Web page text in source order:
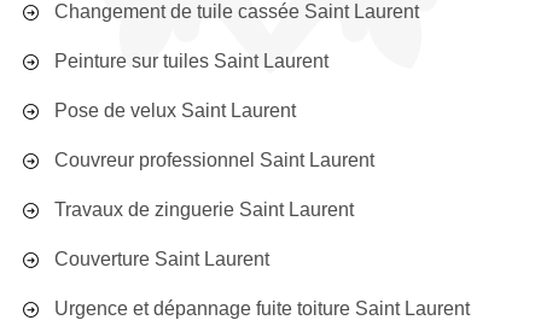
Changement de tuile cassée Saint Laurent
Peinture sur tuiles Saint Laurent
Pose de velux Saint Laurent
Couvreur professionnel Saint Laurent
Travaux de zinguerie Saint Laurent
Couverture Saint Laurent
Urgence et dépannage fuite toiture Saint Laurent